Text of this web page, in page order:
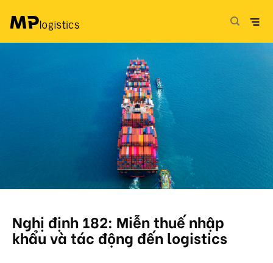
Nghị định 182: Miễn thuế nhập
khẩu và tác động đến logistics